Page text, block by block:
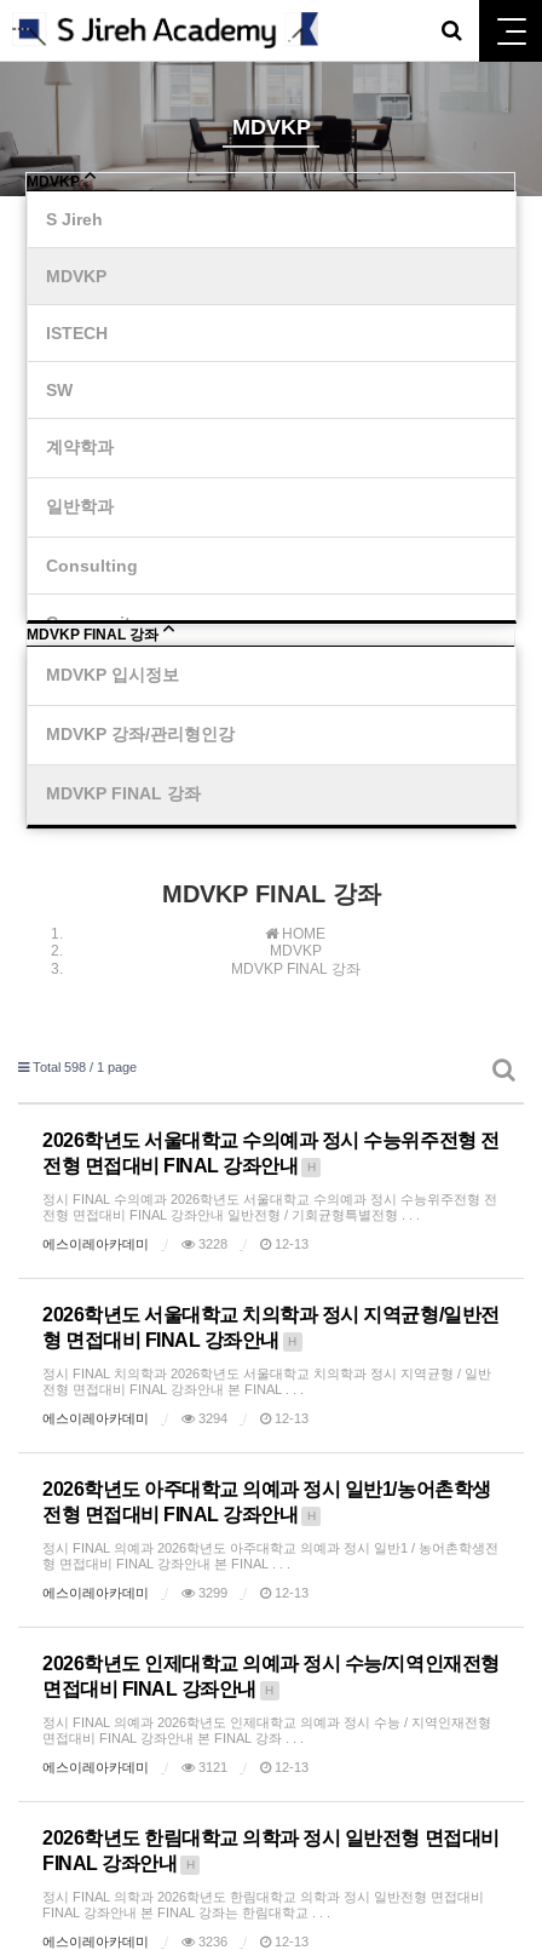
MDVKP
MDVKP
S Jireh
MDVKP
ISTECH
SW
계약학과
일반학과
Consulting
Community
MDVKP FINAL 강좌
MDVKP 입시정보
MDVKP 강좌/관리형인강
MDVKP FINAL 강좌
MDVKP FINAL 강좌
HOME
MDVKP
MDVKP FINAL 강좌
Total 598 / 1 page
2026학년도 서울대학교 수의예과 정시 수능위주전형 전
전형 면접대비 FINAL 강좌안내
H
정시 FINAL 수의예과 2026학년도 서울대학교 수의예과 정시 수능위주전형 전
전형 면접대비 FINAL 강좌안내 일반전형 / 기회균형특별전형 . . .
에스이레아카데미
3228 12-13
2026학년도 서울대학교 치의학과 정시 지역균형/일반전
형 면접대비 FINAL 강좌안내
H
정시 FINAL 치의학과 2026학년도 서울대학교 치의학과 정시 지역균형 / 일반
전형 면접대비 FINAL 강좌안내 본 FINAL . . .
에스이레아카데미
3294 12-13
2026학년도 아주대학교 의예과 정시 일반1/농어촌학생
전형 면접대비 FINAL 강좌안내
H
정시 FINAL 의예과 2026학년도 아주대학교 의예과 정시 일반1 / 농어촌학생전
형 면접대비 FINAL 강좌안내 본 FINAL . . .
에스이레아카데미
3299 12-13
2026학년도 인제대학교 의예과 정시 수능/지역인재전형
면접대비 FINAL 강좌안내
H
정시 FINAL 의예과 2026학년도 인제대학교 의예과 정시 수능 / 지역인재전형
면접대비 FINAL 강좌안내 본 FINAL 강좌 . . .
에스이레아카데미
3121 12-13
2026학년도 한림대학교 의학과 정시 일반전형 면접대비
FINAL 강좌안내
H
정시 FINAL 의학과 2026학년도 한림대학교 의학과 정시 일반전형 면접대비
FINAL 강좌안내 본 FINAL 강좌는 한림대학교 . . .
에스이레아카데미
3236 12-13